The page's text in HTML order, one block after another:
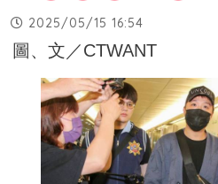
2025/05/15 16:54
圖、文／CTWANT